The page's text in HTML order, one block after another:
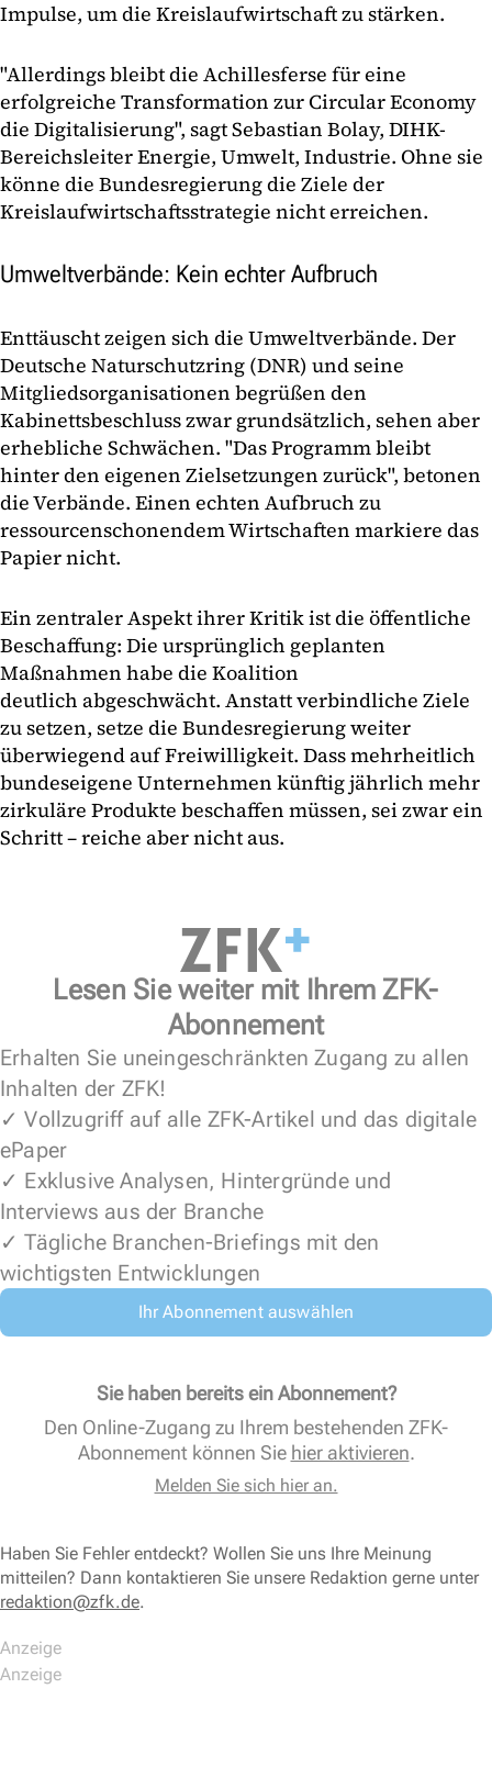
Impulse, um die Kreislaufwirtschaft zu stärken.
"Allerdings bleibt die Achillesferse für eine
erfolgreiche Transformation zur Circular Economy
die Digitalisierung", sagt Sebastian Bolay, DIHK-
Bereichsleiter Energie, Umwelt, Industrie. Ohne sie
könne die Bundesregierung die Ziele der
Kreislaufwirtschaftsstrategie nicht erreichen.
Umweltverbände: Kein echter Aufbruch
Enttäuscht zeigen sich die Umweltverbände. Der
Deutsche Naturschutzring (DNR) und seine
Mitgliedsorganisationen begrüßen den
Kabinettsbeschluss zwar grundsätzlich, sehen aber
erhebliche Schwächen. "Das Programm bleibt
hinter den eigenen Zielsetzungen zurück", betonen
die Verbände. Einen echten Aufbruch zu
ressourcenschonendem Wirtschaften markiere das
Papier nicht.
Ein zentraler Aspekt ihrer Kritik ist die öffentliche
Beschaffung: Die ursprünglich geplanten
Maßnahmen habe die Koalition
deutlich abgeschwächt. Anstatt verbindliche Ziele
zu setzen, setze die Bundesregierung weiter
überwiegend auf Freiwilligkeit. Dass mehrheitlich
bundeseigene Unternehmen künftig jährlich mehr
zirkuläre Produkte beschaffen müssen, sei zwar ein
Schritt – reiche aber nicht aus.
Lesen Sie weiter mit Ihrem ZFK-
Abonnement
Erhalten Sie uneingeschränkten Zugang zu allen
Inhalten der ZFK!
✓ Vollzugriff auf alle ZFK-Artikel und das digitale
ePaper
✓ Exklusive Analysen, Hintergründe und
Interviews aus der Branche
✓ Tägliche Branchen-Briefings mit den
wichtigsten Entwicklungen
Ihr Abonnement auswählen
Sie haben bereits ein Abonnement?
Den Online-Zugang zu Ihrem bestehenden ZFK-
Abonnement können Sie hier aktivieren.
Melden Sie sich hier an.
Haben Sie Fehler entdeckt? Wollen Sie uns Ihre Meinung
mitteilen? Dann kontaktieren Sie unsere Redaktion gerne unter
redaktion@zfk.de.